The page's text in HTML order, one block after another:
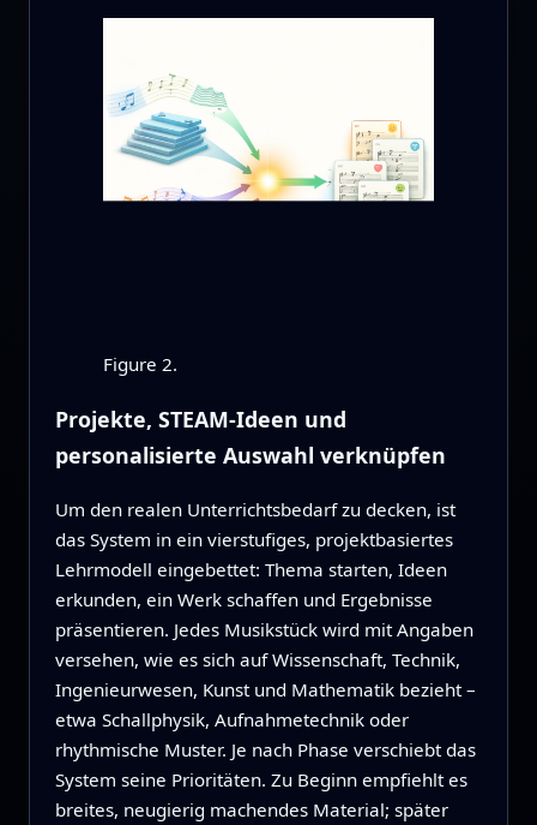
Figure 2.
Projekte, STEAM-Ideen und
personalisierte Auswahl verknüpfen
Um den realen Unterrichtsbedarf zu decken, ist
das System in ein vierstufiges, projektbasiertes
Lehrmodell eingebettet: Thema starten, Ideen
erkunden, ein Werk schaffen und Ergebnisse
präsentieren. Jedes Musikstück wird mit Angaben
versehen, wie es sich auf Wissenschaft, Technik,
Ingenieurwesen, Kunst und Mathematik bezieht –
etwa Schallphysik, Aufnahmetechnik oder
rhythmische Muster. Je nach Phase verschiebt das
System seine Prioritäten. Zu Beginn empfiehlt es
breites, neugierig machendes Material; später